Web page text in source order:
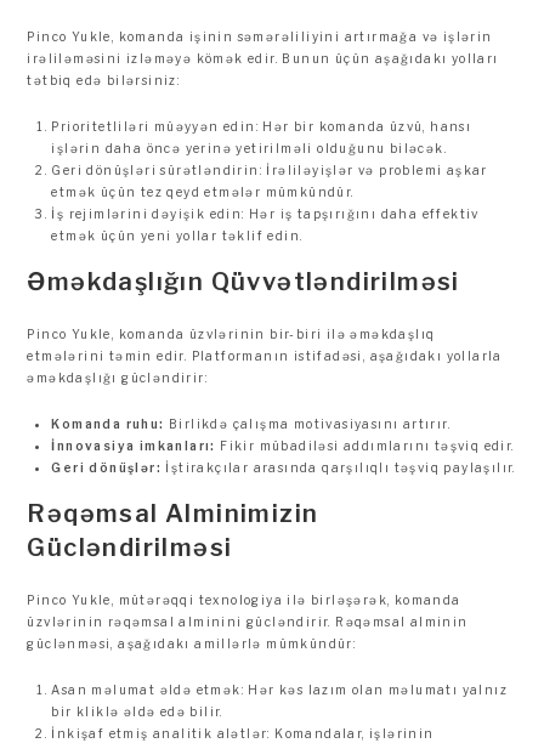
Pinco Yukle, komanda işinin səmərəliliyini artırmağa və işlərin
irəliləməsini izləməyə kömək edir. Bunun üçün aşağıdakı yolları
tətbiq edə bilərsiniz:
Prioritetliləri müəyyən edin: Hər bir komanda üzvü, hansı
işlərin daha öncə yerinə yetirilməli olduğunu biləcək.
Geri dönüşləri sürətləndirin: İrəliləyişlər və problemi aşkar
etmək üçün tez qeyd etmələr mümkündür.
İş rejimlərini dəyişik edin: Hər iş tapşırığını daha effektiv
etmək üçün yeni yollar təklif edin.
Əməkdaşlığın Qüvvətləndirilməsi
Pinco Yukle, komanda üzvlərinin bir-biri ilə əməkdaşlıq
etmələrini təmin edir. Platformanın istifadəsi, aşağıdakı yollarla
əməkdaşlığı gücləndirir:
Komanda ruhu: Birlikdə çalışma motivasiyasını artırır.
İnnovasiya imkanları: Fikir mübadiləsi addımlarını təşviq edir.
Geri dönüşlər: İştirakçılar arasında qarşılıqlı təşviq paylaşılır.
Rəqəmsal Alminimizin
Gücləndirilməsi
Pinco Yukle, mütərəqqi texnologiya ilə birləşərək, komanda
üzvlərinin rəqəmsal alminini gücləndirir. Rəqəmsal alminin
güclənməsi, aşağıdakı amillərlə mümkündür:
Asan məlumat əldə etmək: Hər kəs lazım olan məlumatı yalnız
bir kliklə əldə edə bilir.
İnkişaf etmiş analitik alətlər: Komandalar, işlərinin